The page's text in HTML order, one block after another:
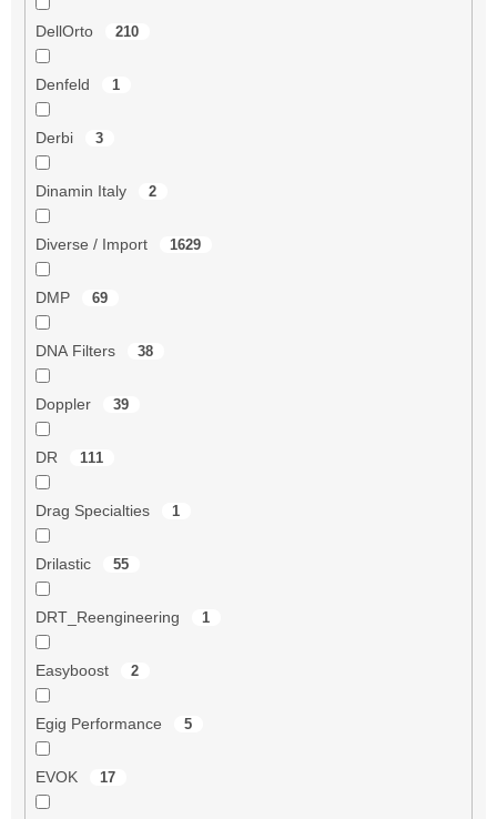
DellOrto 210
Denfeld 1
Derbi 3
Dinamin Italy 2
Diverse / Import 1629
DMP 69
DNA Filters 38
Doppler 39
DR 111
Drag Specialties 1
Drilastic 55
DRT_Reengineering 1
Easyboost 2
Egig Performance 5
EVOK 17